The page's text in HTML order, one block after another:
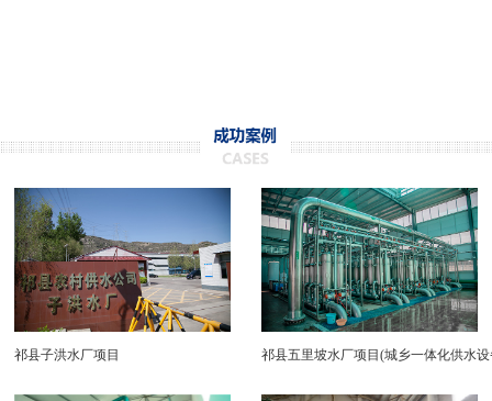
★河水、库水、井水、雨水、中水回用、自来
★臭氧发生器
★大桶灌装线 、小瓶生产线
★刷桶机、拔盖机、热缩膜机、套标机、膜包
机、理瓶机
祁县子洪水厂项目 祁县五里坡水厂项目(城乡一体化供水设